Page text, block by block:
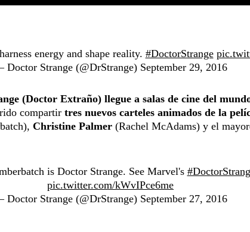
energy and shape reality. #DoctorStrange
Strange (@DrStrange) September 29, 2016
(Doctor Extraño) llegue a salas de cine del
compartir tres nuevos carteles animados de la
Christine Palmer (Rachel McAdams) y el
is Doctor Strange. See Marvel's
pic.twitter.com/kWvIPce6me
Strange (@DrStrange) September 27, 2016